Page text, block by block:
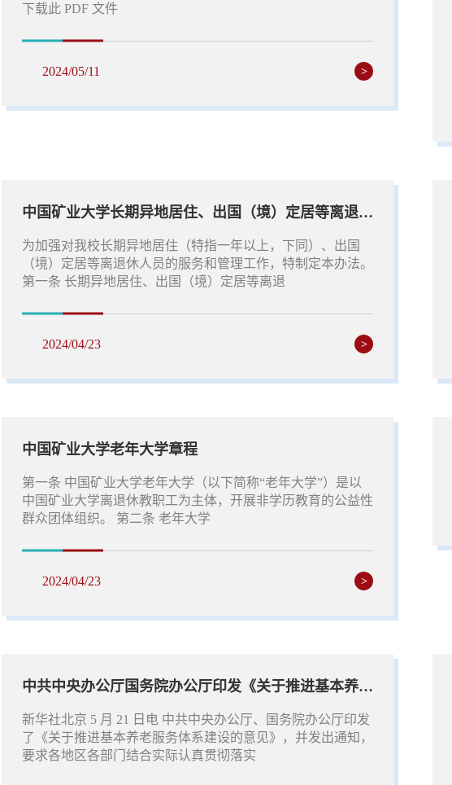
​下载此 PDF 文件
2024/05/11 >
中国矿业大学长期异地居住、出国（境）定居等离退休人员服务管理暂行办法
为加强对我校长期异地居住（特指一年以上，下同）、出国
（境）定居等离退休人员的服务和管理工作，特制定本办法。
第一条 长期异地居住、出国（境）定居等离退
2024/04/23 >
中国矿业大学老年大学章程
第一条 中国矿业大学老年大学（以下简称“老年大学”）是以
中国矿业大学离退休教职工为主体，开展非学历教育的公益性
群众团体组织。 第二条 老年大学
2024/04/23 >
中共中央办公厅国务院办公厅印发《关于推进基本养老服务体系建设的意见》
新华社北京 5 月 21 日电 中共中央办公厅、国务院办公厅印发
了《关于推进基本养老服务体系建设的意见》，并发出通知，
要求各地区各部门结合实际认真贯彻落实